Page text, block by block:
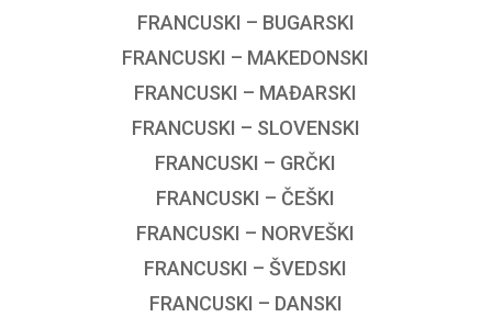
FRANCUSKI – BUGARSKI
FRANCUSKI – MAKEDONSKI
FRANCUSKI – MAĐARSKI
FRANCUSKI – SLOVENSKI
FRANCUSKI – GRČKI
FRANCUSKI – ČEŠKI
FRANCUSKI – NORVEŠKI
FRANCUSKI – ŠVEDSKI
FRANCUSKI – DANSKI